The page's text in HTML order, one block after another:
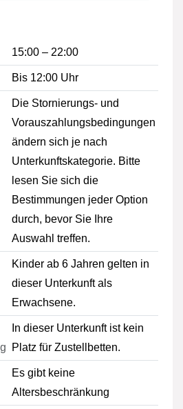
15:00 – 22:00
Bis 12:00 Uhr
Die Stornierungs- und
Vorauszahlungsbedingungen
ändern sich je nach
Unterkunftskategorie. Bitte
lesen Sie sich die
Bestimmungen jeder Option
durch, bevor Sie Ihre
Auswahl treffen.
Kinder ab 6 Jahren gelten in
dieser Unterkunft als
Erwachsene.
In dieser Unterkunft ist kein
Platz für Zustellbetten.
Es gibt keine
Altersbeschränkung